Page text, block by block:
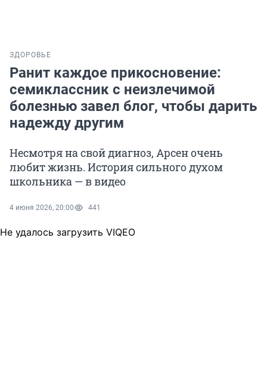
ЗДОРОВЬЕ
Ранит каждое прикосновение:
семиклассник с неизлечимой
болезнью завел блог, чтобы дарить
надежду другим
Несмотря на свой диагноз, Арсен очень
любит жизнь. История сильного духом
школьника — в видео
4 июня 2026, 20:00 441
Не удалось загрузить VIQEO